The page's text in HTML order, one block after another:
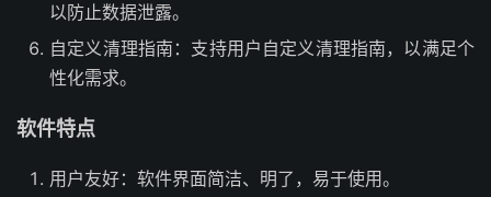
以防止数据泄露。
自定义清理指南：支持用户自定义清理指南，以满足个
性化需求。
软件特点
用户友好：软件界面简洁、明了，易于使用。